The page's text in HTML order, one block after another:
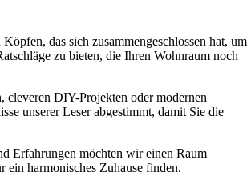
das sich zusammengeschlossen hat, um
zu bieten, die Ihren Wohnraum noch
cleveren DIY-Projekten oder modernen
unserer Leser abgestimmt, damit Sie die
Erfahrungen möchten wir einen Raum
harmonisches Zuhause finden.